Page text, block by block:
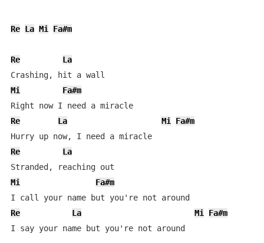
Re La Mi Fa#m
Re
La
Mi
Fa#m
Right now I need a miracle
Re
La Mi
Fa#m
Hurry up now, I need a miracle
Re
La
Mi
Fa#m
Re
La Mi
Fa#m
I say your name but you're not around